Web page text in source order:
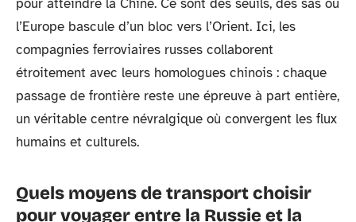
pour atteindre la Chine. Ce sont des seuils, des sas où
l’Europe bascule d’un bloc vers l’Orient. Ici, les
compagnies ferroviaires russes collaborent
étroitement avec leurs homologues chinois : chaque
passage de frontière reste une épreuve à part entière,
un véritable centre névralgique où convergent les flux
humains et culturels.
Quels moyens de transport choisir
pour voyager entre la Russie et la